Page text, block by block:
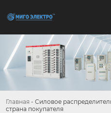
Главная - Силовое
страна покупателя